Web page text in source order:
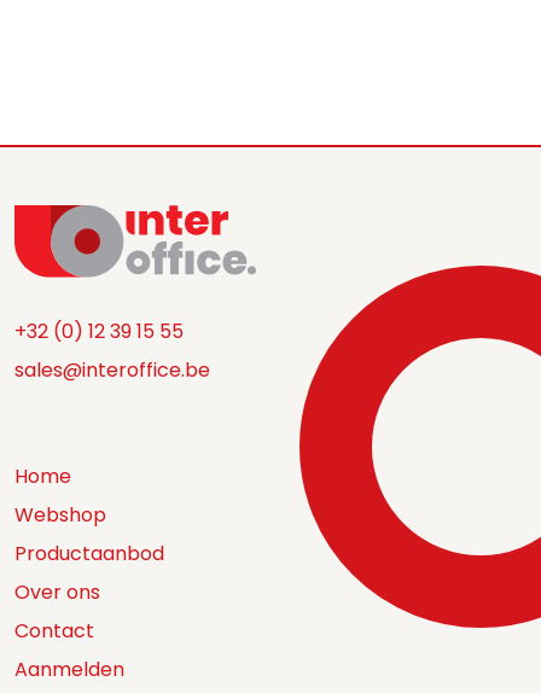
+32 (0) 12 39 15 55
sales@interoffice.be
Home
Webshop
Productaanbod
Over ons
Contact
Aanmelden